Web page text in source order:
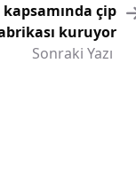
çip
kuruyor
Sonraki Yazı